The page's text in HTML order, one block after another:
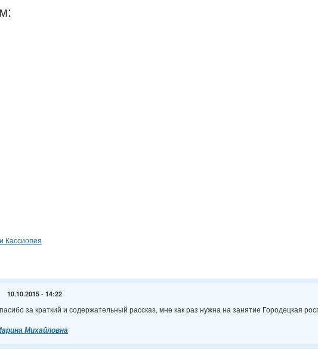
Кассиопея
10.10.2015 - 14:22
за краткий и содержательный рассказ, мне как раз нужна на занятие Городецкая
Михайловна